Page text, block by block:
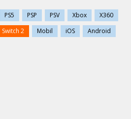
PS5 PSP PSV Xbox
X360
Switch 2 Mobil iOS
Android